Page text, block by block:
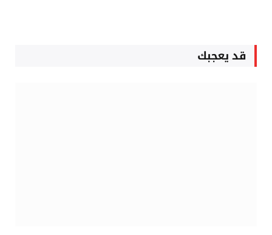
قد يعجبك